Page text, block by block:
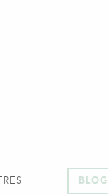
BLOG